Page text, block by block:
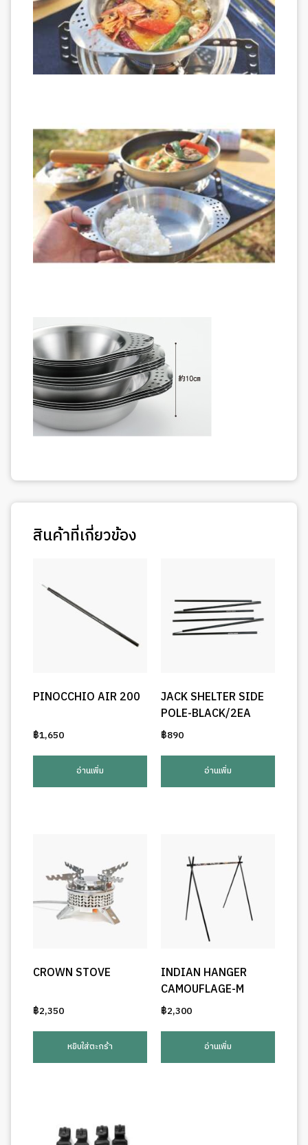
สินค้าที่เกี่ยวข้อง
PINOCCHIO AIR 200
฿1,650
อ่านเพิ่ม
JACK SHELTER SIDE
POLE-BLACK/2EA
฿890
อ่านเพิ่ม
CROWN STOVE
฿2,350
หยิบใส่ตะกร้า
INDIAN HANGER
CAMOUFLAGE-M
฿2,300
อ่านเพิ่ม